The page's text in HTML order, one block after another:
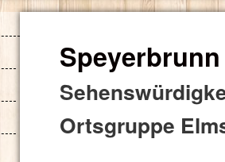
Ortsgruppe